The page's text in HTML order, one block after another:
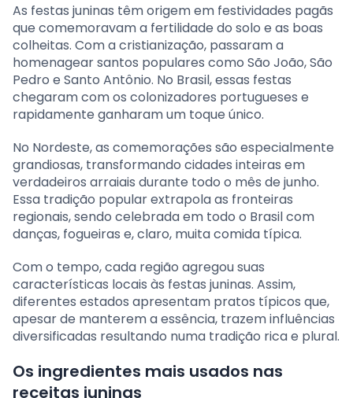
As festas juninas têm origem em festividades pagãs
que comemoravam a fertilidade do solo e as boas
colheitas. Com a cristianização, passaram a
homenagear santos populares como São João, São
Pedro e Santo Antônio. No Brasil, essas festas
chegaram com os colonizadores portugueses e
rapidamente ganharam um toque único.
No Nordeste, as comemorações são especialmente
grandiosas, transformando cidades inteiras em
verdadeiros arraiais durante todo o mês de junho.
Essa tradição popular extrapola as fronteiras
regionais, sendo celebrada em todo o Brasil com
danças, fogueiras e, claro, muita comida típica.
Com o tempo, cada região agregou suas
características locais às festas juninas. Assim,
diferentes estados apresentam pratos típicos que,
apesar de manterem a essência, trazem influências
diversificadas resultando numa tradição rica e plural.
Os ingredientes mais usados nas
receitas juninas